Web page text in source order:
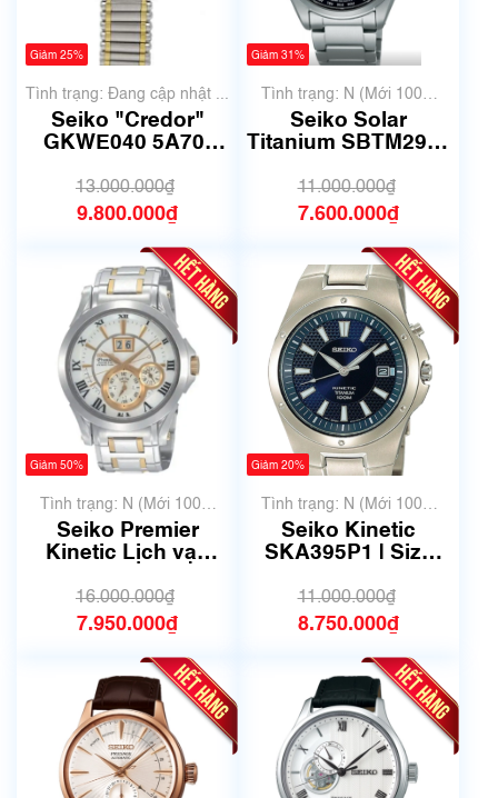
Giảm 25%
Tình trạng: Đang cập nhật ...
Seiko "Credor"
GKWE040 5A70-
mã số 6172
13.000.000₫
9.800.000₫
Giảm 31%
Tình trạng: N (Mới 100%
chưa qua sử dụng)
Seiko Solar
Titanium SBTM291 |
số 6191
11.000.000₫
7.600.000₫
Giảm 50%
Tình trạng: N (Mới 100%
chưa qua sử dụng)
Seiko Premier
Kinetic Lịch vạn
size 41mm | Mã số
4016
16.000.000₫
7.950.000₫
Giảm 20%
Tình trạng: N (Mới 100%
chưa qua sử dụng)
Seiko Kinetic
SKA395P1 | Size
11.000.000₫
8.750.000₫